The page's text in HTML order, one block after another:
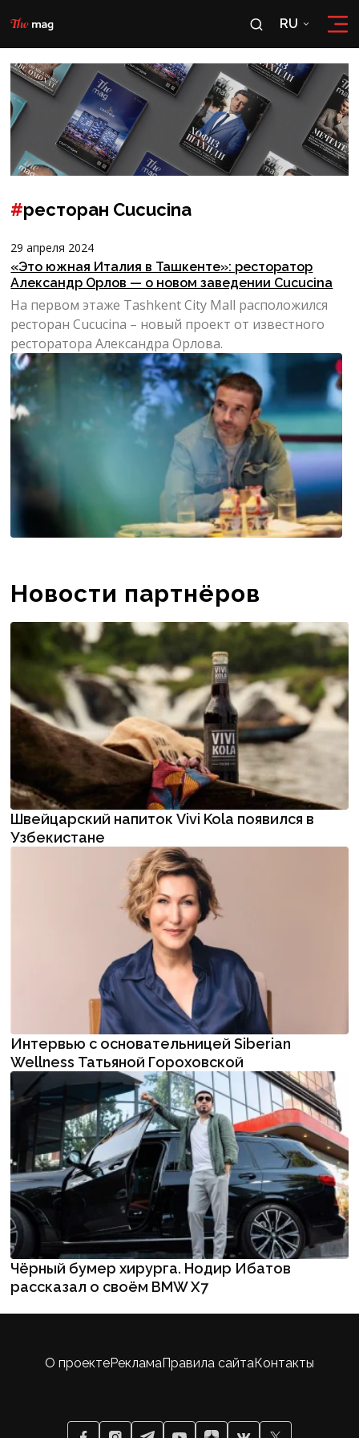
RU
RU
OʻZ
#ресторан Cucucina
29 апреля 2024
«Это южная Италия в Ташкенте»: ресторатор
Александр Орлов — о новом заведении Cucucina
На первом этаже Tashkent City Mall расположился
ресторан Cucucina – новый проект от известного
ресторатора Александра Орлова.
Новости партнёров
Швейцарский напиток Vivi Kola появился в
Узбекистане
Интервью с основательницей Siberian
Wellness Татьяной Гороховской
Чёрный бумер хирурга. Нодир Ибатов
рассказал о своём BMW X7
О проектеРекламаПравила сайтаКонтакты